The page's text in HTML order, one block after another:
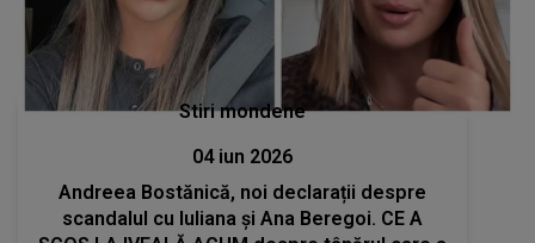
Stiri mondene
04 iun 2026
Andreea Bostănică, noi declarații despre
scandalul cu Iuliana și Ana Beregoi. CE A